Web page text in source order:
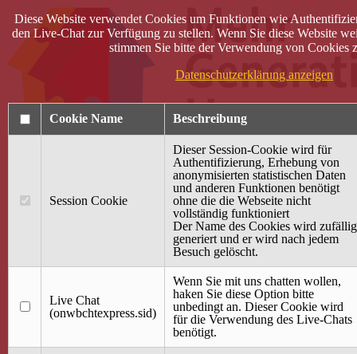
40 Jahre Mütterzentrum
Terminkalender
Gemeinsam aktiv
Gemeinsam unterwegs
wirFAIRändern
Diese Website verwendet Cookies um Funktionen wie
den Live-Chat zur Verfügung zu stellen. Wenn Sie diese Website
stimmen Sie bitte der Verwendung von Cookies
Datenschutzerklärung anzeigen
Cookie Name Beschreibung
Session Cookie
Dieser Session-Cookie wird für
Authentifizierung, Erhebung von
anonymisierten statistischen Daten
und anderen Funktionen benötigt
ohne die die Webseite nicht
vollständig funktioniert
Der Name des Cookies wird zufällig
generiert und er wird nach jedem
Besuch gelöscht.
Live Chat
(onwbchtexpress.sid)
Wenn Sie mit uns chatten wollen,
haken Sie diese Option bitte
unbedingt an. Dieser Cookie wird
für die Verwendung des Live-Chats
benötigt.